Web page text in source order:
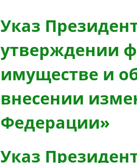
Указ
утверждении
имуществе и
несении
Федерации»
Указ